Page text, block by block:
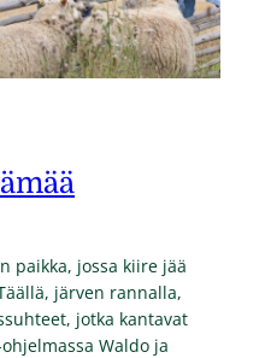
paikka, jossa kiire jää
järven rannalla,
jotka kantavat
Waldo ja